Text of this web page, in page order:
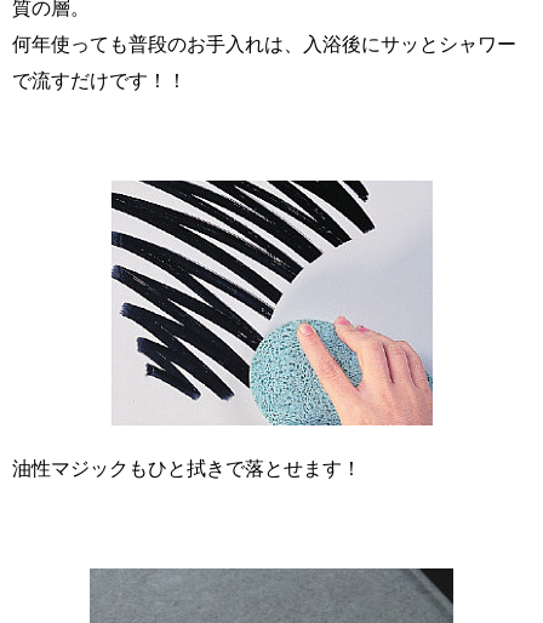
質の層。
何年使っても普段のお手入れは、入浴後にサッとシャワー
で流すだけです！！
油性マジックもひと拭きで落とせます！